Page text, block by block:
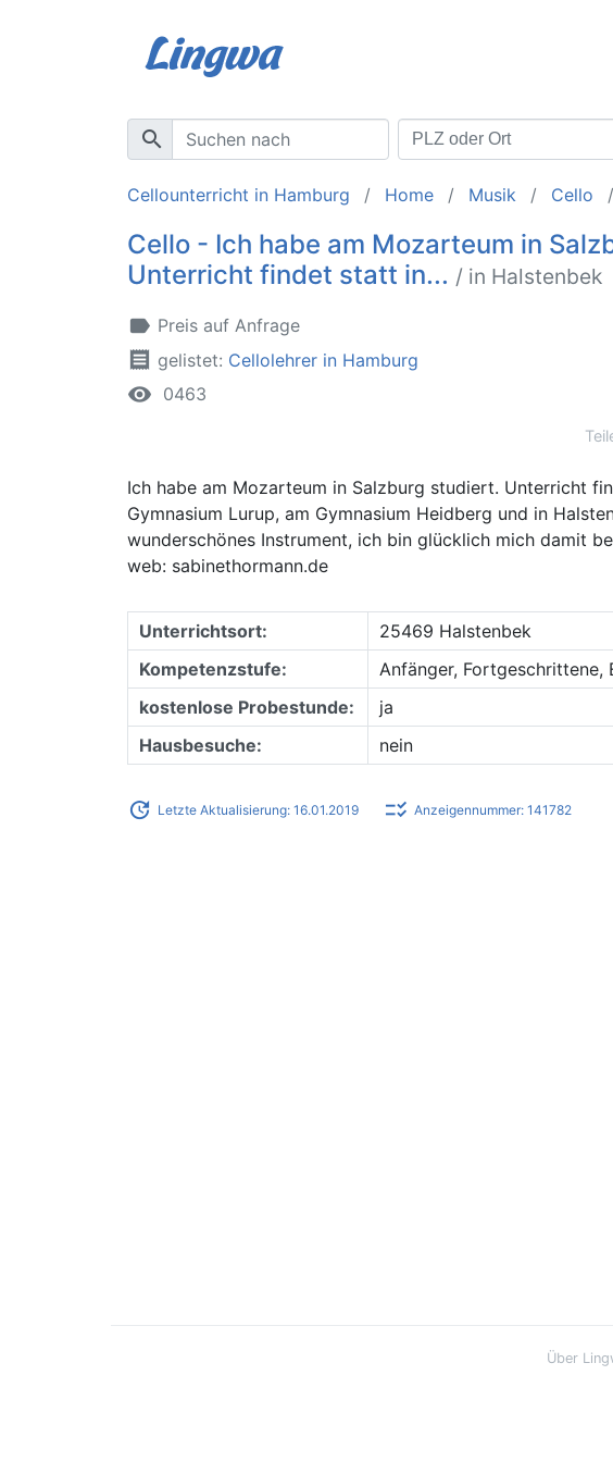
search
Cellounterricht in Hamburg Home Musik Cello
Cello - Ich habe am Mozarteum in
Unterricht findet statt in... / in Halstenbek
label Preis auf Anfrage
receipt gelistet: Cellolehrer in Hamburg
remove_red_eye 0463
Ich habe am Mozarteum in Salzburg studiert. Unterricht
Gymnasium Lurup, am Gymnasium Heidberg und in
wunderschönes Instrument, ich bin glücklich mich damit
web: sabinethormann.de
Unterrichtsort:
25469 Halstenbek
Kompetenzstufe:
Anfänger, Fortgeschrittene,
kostenlose Probestunde:
ja
Hausbesuche:
nein
update Letzte Aktualisierung: 16.01.2019 checklist_rtl Anzeigennummer: 141782
Über